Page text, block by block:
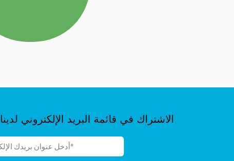
الاشتراك في قائمة البريد الإلكتروني لدينا